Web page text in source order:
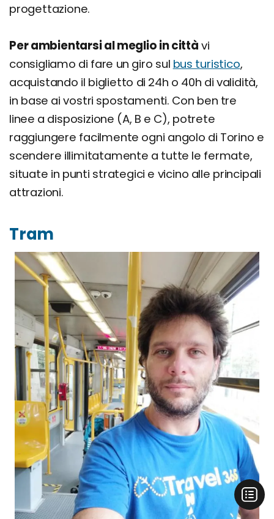
progettazione.
Per ambientarsi al meglio in città vi
consigliamo di fare un giro sul bus turistico,
acquistando il biglietto di 24h o 40h di validità,
in base ai vostri spostamenti. Con ben tre
linee a disposizione (A, B e C), potrete
raggiungere facilmente ogni angolo di Torino e
scendere illimitatamente a tutte le fermate,
situate in punti strategici e vicino alle principali
attrazioni.
Tram